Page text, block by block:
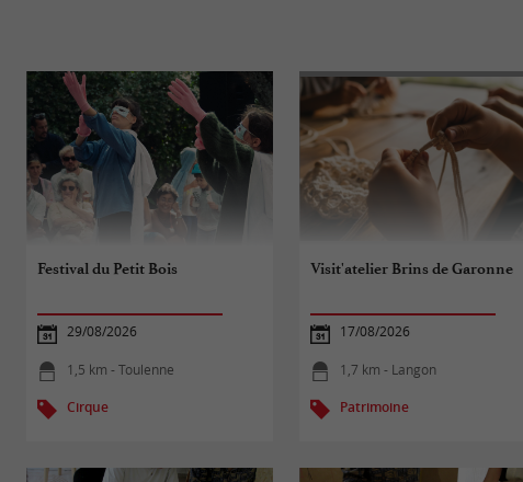
Festival du Petit Bois
29/08/2026
1,5 km - Toulenne
Cirque
Visit'atelier Brins de Garonne
17/08/2026
1,7 km - Langon
Patrimoine